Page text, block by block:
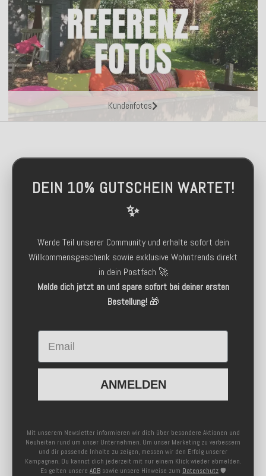
Kundenfotos
DEIN 10% GUTSCHEIN WARTET!
✨
Werde Teil unserer Community und erhalte sofort dein
Willkommensgeschenk sowie exklusive Wohntrends direkt
in dein Postfach 🚀
Melde dich jetzt an und spare sofort bei deiner ersten
Bestellung!🎁
Email
ANMELDEN
Mit unserem Newsletter informieren wir dich über besondere Aktionen und
Neuheiten rund um unser Unternehmen. Um unser Marketing zu verbessern
und dir passende Inhalte zu zeigen, messen wir den Erfolg unserer
Kampagnen. Du kannst dich jederzeit mit nur einem Klick wieder abmelden.
Es gelten unsere AGB sowie unsere Hinweise zum Datenschutz 🛡️